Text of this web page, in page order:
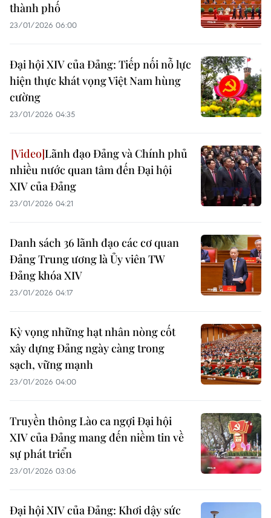
thành phố
23/01/2026 06:00
Đại hội XIV của Đảng: Tiếp nối nỗ lực
hiện thực khát vọng Việt Nam hùng
cường
23/01/2026 04:35
Lãnh đạo Đảng và Chính phủ
nhiều nước quan tâm đến Đại hội
XIV của Đảng
23/01/2026 04:21
Danh sách 36 lãnh đạo các cơ quan
Đảng Trung ương là Ủy viên TW
Đảng khóa XIV
23/01/2026 04:17
Kỳ vọng những hạt nhân nòng cốt
xây dựng Đảng ngày càng trong
sạch, vững mạnh
23/01/2026 04:00
Truyền thông Lào ca ngợi Đại hội
XIV của Đảng mang đến niềm tin về
sự phát triển
23/01/2026 03:06
Đại hội XIV của Đảng: Khơi dậy sức